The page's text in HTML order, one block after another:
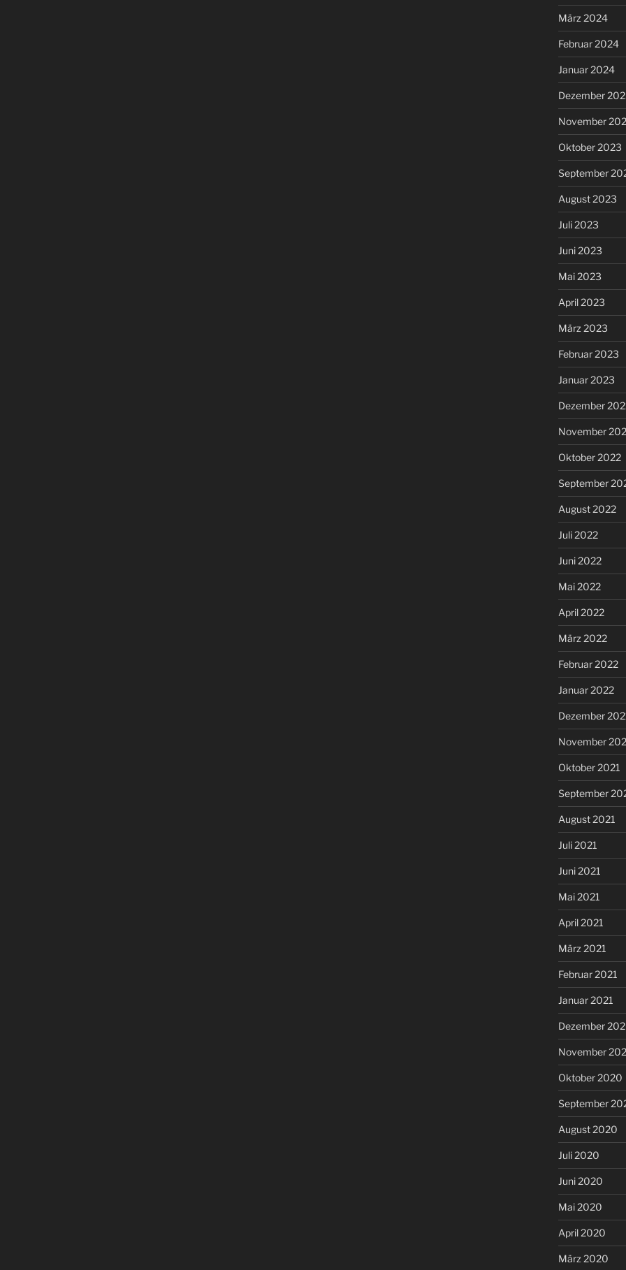
März 2024
Februar 2024
Januar 2024
Dezember
November
Oktober 2023
September
August 2023
Juli 2023
Juni 2023
Mai 2023
April 2023
März 2023
Februar 2023
Januar 2023
Dezember
November
Oktober 2022
September
August 2022
Juli 2022
Juni 2022
Mai 2022
April 2022
März 2022
Februar 2022
Januar 2022
Dezember
November
Oktober 2021
September
August 2021
Juli 2021
Juni 2021
Mai 2021
April 2021
März 2021
Februar 2021
Januar 2021
Dezember
November
Oktober 2020
September
August 2020
Juli 2020
Juni 2020
Mai 2020
April 2020
März 2020